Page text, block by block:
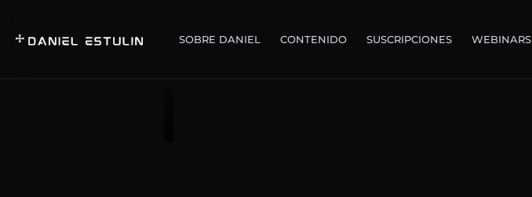
SOBRE DANIEL CONTENIDO SUSCRIPCIONES WEBINARS